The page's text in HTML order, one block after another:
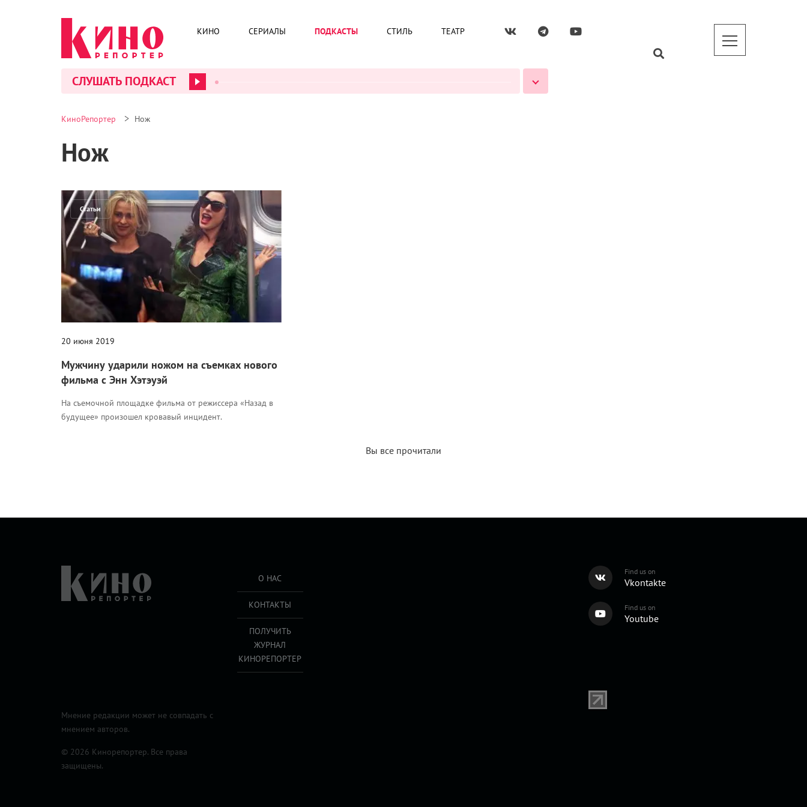
КИНО СЕРИАЛЫ ПОДКАСТЫ СТИЛЬ ТЕАТР
СЛУШАТЬ ПОДКАСТ
КиноРепортер > Нож
Нож
Статьи
20 июня 2019
Мужчину ударили ножом на съемках нового
фильма с Энн Хэтэуэй
На съемочной площадке фильма от режиссера «Назад в
будущее» произошел кровавый инцидент.
Вы все прочитали
О НАС
КОНТАКТЫ
ПОЛУЧИТЬ
ЖУРНАЛ
КИНОРЕПОРТЕР
Find us on
Vkontakte
Find us on
Youtube
Мнение редакции может не совпадать с
мнением авторов.
© 2026 Кинорепортер. Все права
защищены.